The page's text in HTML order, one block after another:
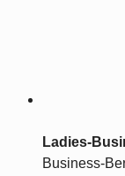
Ladies-
Business-